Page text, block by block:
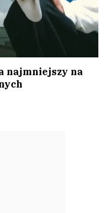
najmniejszy na